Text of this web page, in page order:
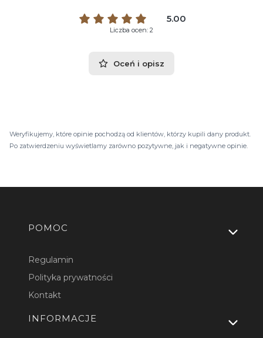
5.00
Liczba ocen: 2
Oceń i opisz
Weryfikujemy, które opinie pochodzą od klientów, którzy kupili dany produkt.
Po zatwierdzeniu wyświetlamy zarówno pozytywne, jak i negatywne opinie.
Linki w stopce
POMOC
Regulamin
Polityka prywatności
Kontakt
INFORMACJE